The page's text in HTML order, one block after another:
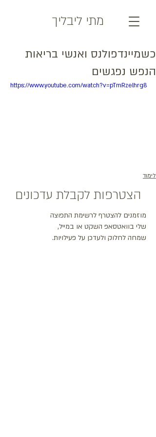
מתי ליבליך
כשמיינדפולנס ואנשי בריאות
הנפש נפגשים
https://www.youtube.com/watch?v=pTmRzelhrg8
לימוד
הצטרפות לקבלת עדכונים
מוזמנים להצטרף לרשימת התפוצה
שלי בוואטסאפ השקט או במייל,
שמחה לחלוק ולעדכן על פעילויות.